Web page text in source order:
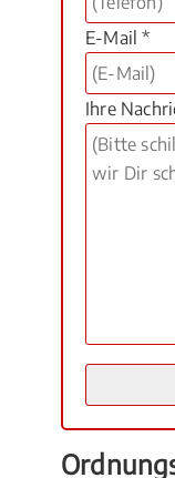
E-Mail *
Ihre